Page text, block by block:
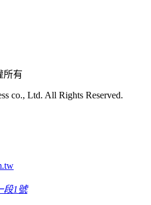
所有
co., Ltd. All Rights Reserved.
段1號